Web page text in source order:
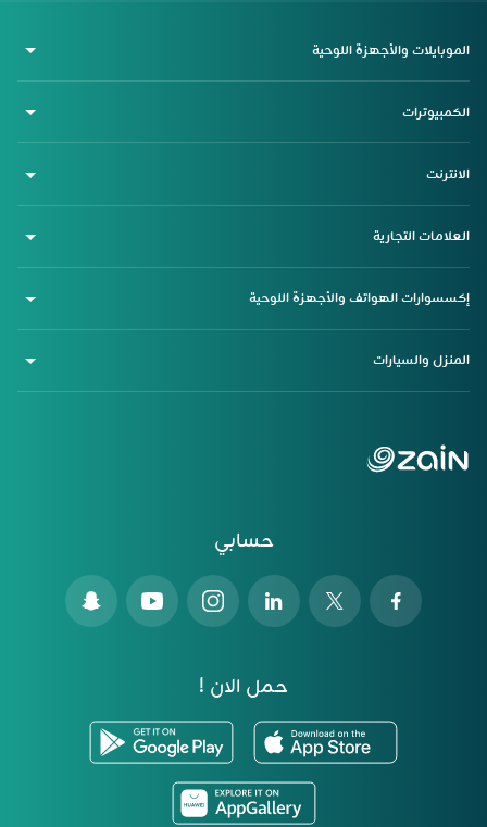
حسابي
حمل الان !
الموبايلات والأجهزة اللوحية
الكمبيوترات
الانترنت
العلامات التجارية
إكسسوارات الهواتف والأجهزة اللوحية
المنزل والسيارات